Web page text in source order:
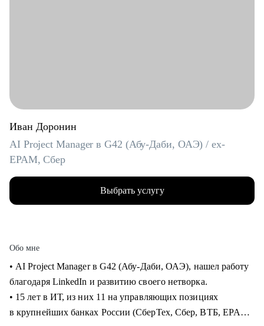
Иван Доронин
AI Project Manager в G42 (Абу-Даби, ОАЭ) / ex-
EPAM, Сбер
Выбрать услугу
Обо мне
• AI Project Manager в G42 (Абу-Даби, ОАЭ), нашел работу
благодаря LinkedIn и развитию своего нетворка.
• 15 лет в ИТ, из них 11 на управляющих позициях
в крупнейших банках России (СберТех, Сбер, ВТБ, EPAM).